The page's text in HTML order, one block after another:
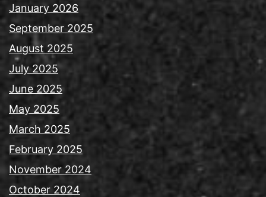
January 2026
September 2025
August 2025
July 2025
June 2025
May 2025
March 2025
February 2025
November 2024
October 2024